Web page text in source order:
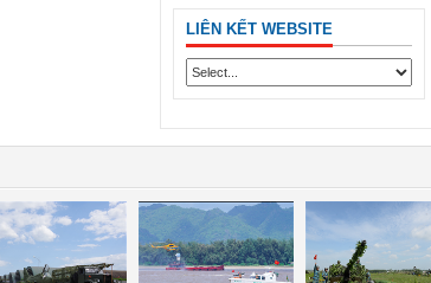
LIÊN KẾT WEBSITE